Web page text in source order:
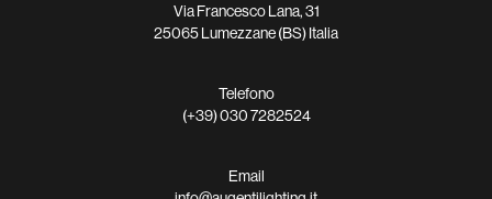
Via Francesco Lana, 31
25065 Lumezzane (BS) Italia
Telefono
(+39) 030 7282524
Email